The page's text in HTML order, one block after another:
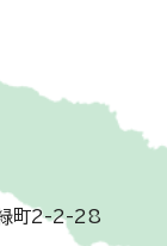
町2-2-28